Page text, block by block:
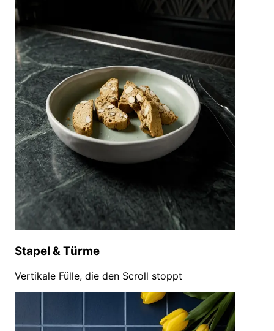
Stapel & Türme
Vertikale Fülle, die den Scroll stoppt